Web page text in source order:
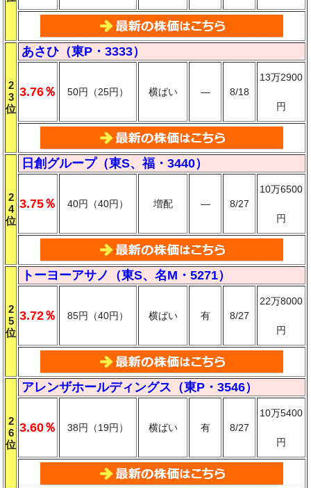
2
3
位
あさひ（東P・3333）
3.76％ 50円（25円） 横ばい ― 8/18
13万2900
円
2
4
位
日創グループ（東S、福・3440）
3.75％ 40円（40円） 増配 ― 8/27
10万6500
円
2
5
位
トーヨーアサノ（東S、名M・5271）
3.72％ 85円（40円） 横ばい 有 8/27
22万8000
円
2
6
位
アレンザホールディングス（東P・3546）
3.60％ 38円（19円） 横ばい 有 8/27
10万5400
円